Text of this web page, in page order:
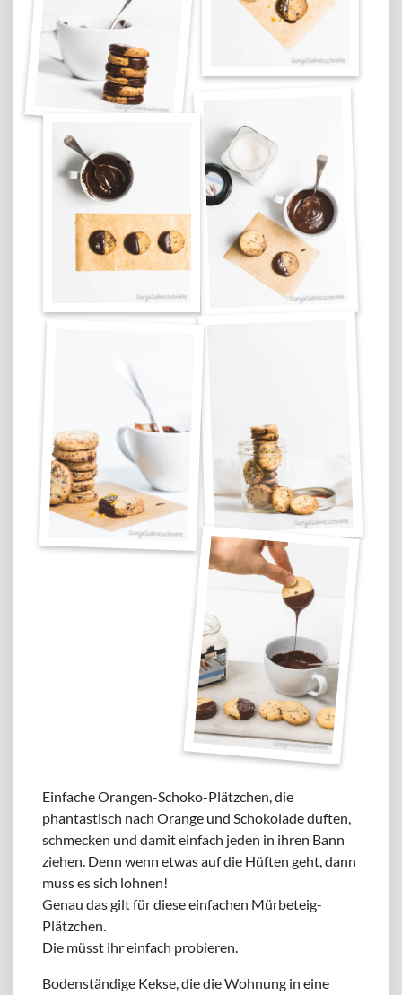
Einfache Orangen-Schoko-Plätzchen, die
phantastisch nach Orange und Schokolade duften,
schmecken und damit einfach jeden in ihren Bann
ziehen. Denn wenn etwas auf die Hüften geht, dann
muss es sich lohnen!
Genau das gilt für diese einfachen Mürbeteig-
Plätzchen.
Die müsst ihr einfach probieren.
Bodenständige Kekse, die die Wohnung in eine